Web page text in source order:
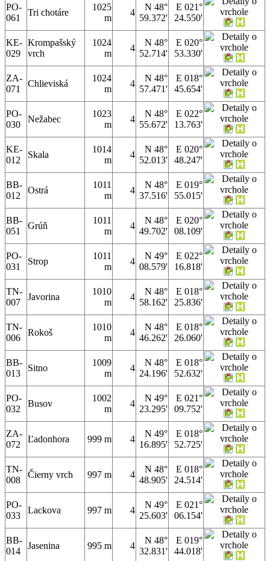
PO-
061
Tri chotáre
1025
m
4
N 48°
59.372'
E 021°
24.550'
KE-
029
Krompašský
vrch
1024
m
4
N 48°
52.714'
E 020°
53.330'
ZA-
071
Chlieviská
1024
m
4
N 48°
57.471'
E 018°
45.654'
PO-
030
Nežabec
1023
m
4
N 48°
55.672'
E 022°
13.763'
KE-
012
Skala
1014
m
4
N 48°
52.013'
E 020°
48.247'
BB-
012
Ostrá
1011
m
4
N 48°
37.516'
E 019°
55.015'
BB-
051
Grúň
1011
m
4
N 48°
49.702'
E 020°
08.109'
PO-
031
Strop
1011
m
4
N 49°
08.579'
E 022°
16.818'
TN-
007
Javorina
1010
m
4
N 48°
58.162'
E 018°
25.836'
TN-
006
Rokoš
1010
m
4
N 48°
46.262'
E 018°
26.060'
BB-
013
Sitno
1009
m
4
N 48°
24.196'
E 018°
52.632'
PO-
032
Busov
1002
m
4
N 49°
23.295'
E 021°
09.752'
ZA-
072
Ľadonhora 999 m 4
N 49°
16.895'
E 018°
52.725'
TN-
008
Čierny vrch 997 m 4
N 48°
48.905'
E 018°
24.514'
PO-
033
Lackova 997 m 4
N 49°
25.603'
E 021°
06.154'
BB-
014
Jasenina 995 m 4
N 48°
32.831'
E 019°
44.018'